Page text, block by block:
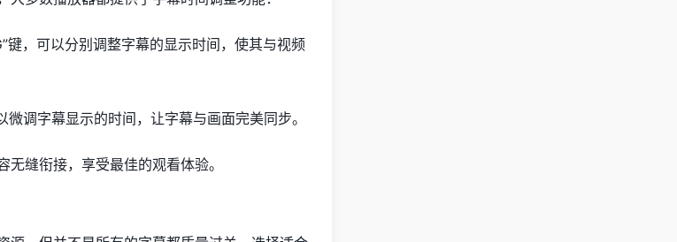
键，可以分别调整字幕的显示时间，使其与视频
字幕显示的时间，让字幕与画面完美同步。
缝衔接，享受最佳的观看体验。